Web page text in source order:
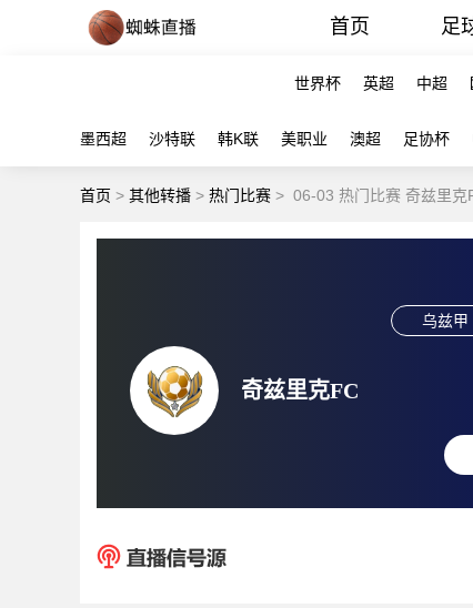
首页 足
世界杯 英超 中超
墨西超 沙特联 韩K联 美职业 澳超 足协杯
首页 > 其他转播 > 热门比赛 > 06-03 热门比赛 奇兹里
奇兹里克FC
乌兹甲